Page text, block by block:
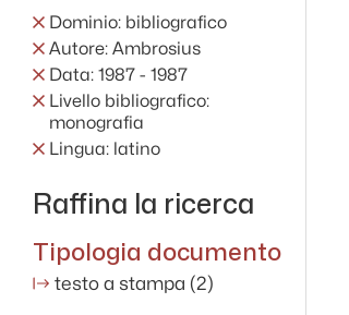
Dominio: bibliografico
Autore: Ambrosius
Data: 1987 - 1987
Livello bibliografico:
monografia
Lingua: latino
Raffina la ricerca
Tipologia documento
testo a stampa (2)